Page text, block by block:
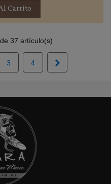
Carrito
37 artículo(s)
3 4